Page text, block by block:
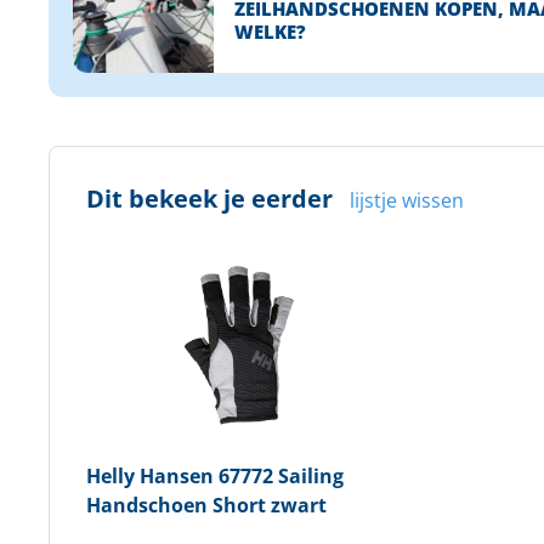
ZEILHANDSCHOENEN KOPEN,
WELKE?
Dit bekeek je eerder lijstje wissen
Helly Hansen 67772 Sailing
Handschoen Short zwart